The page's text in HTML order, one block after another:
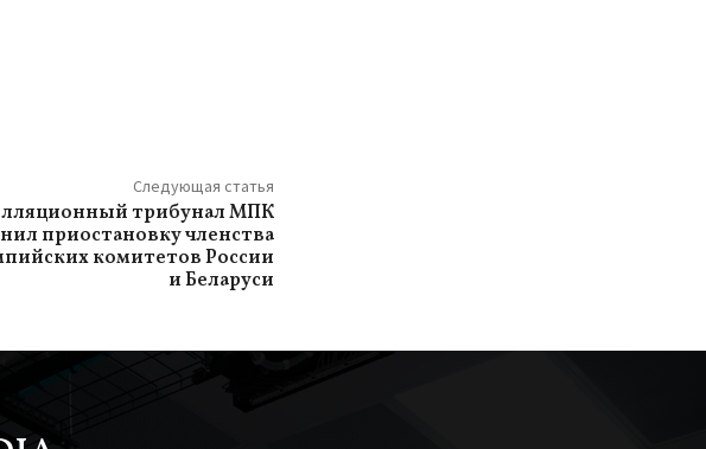
Следующая статья
трибунал МПК
приостановку членства
комитетов России
и Беларуси